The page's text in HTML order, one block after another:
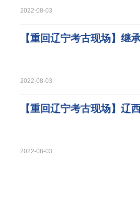
2022-08-03
【重回辽宁考古现场】
2022-08-03
【重回辽宁考古现场】辽
2022-08-03